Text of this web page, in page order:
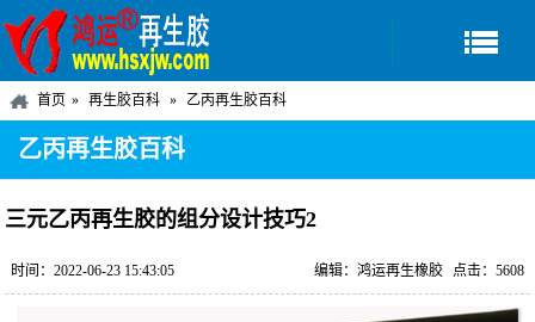
首页 再生胶百科 乙丙再生胶百科
乙丙再生胶百科
三元乙丙再生胶的组分设计技巧2
时间：2022-06-23 15:43:05 点击：5608
编辑：鸿运再生橡胶